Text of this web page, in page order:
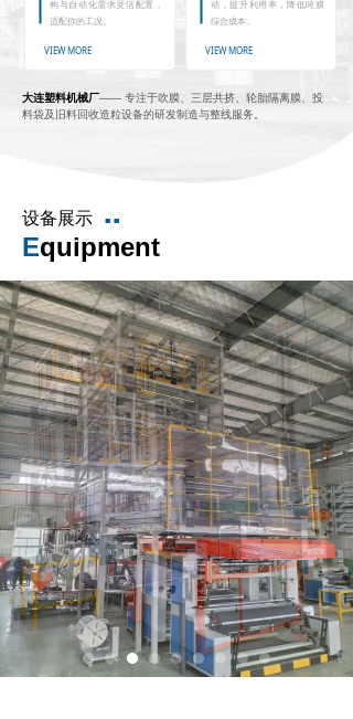
构与自动化需求灵活配置，
适配你的工况。
VIEW MORE
动，提升利用率，降低吨膜
综合成本。
VIEW MORE
大连塑料机械厂—— 专注于吹膜、三层共挤、轮胎隔离膜、投
料袋及旧料回收造粒设备的研发制造与整线服务。
Equipment
设备展示 ■ ■